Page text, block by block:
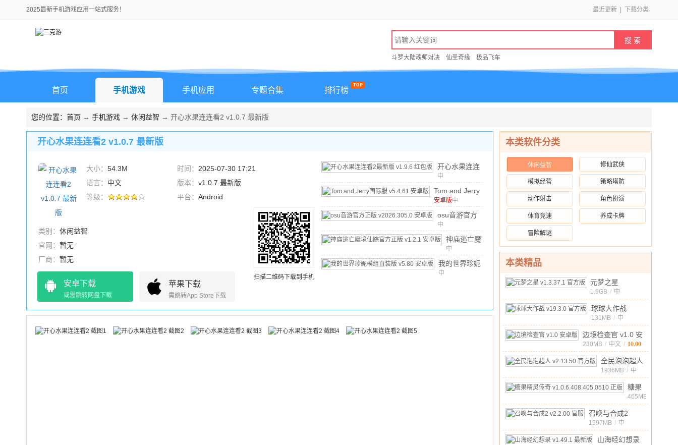
2025最新手机游戏应用一站式服务！ 最近更新 下载分类
斗罗大陆魂师对决 仙圣奇缘 极品飞车
首页 手机游戏 手机应用 专题合集 排行榜
您的位置： 首页 → 手机游戏 → 休闲益智 → 开心水果连连看2 v1.0.7 最新版
开心水果连连看2 v1.0.7 最新版
大小： 54.3M 时间： 2025-07-30 17:21
语言： 中文 版本： v1.0.7 最新版
等级：
平台： Android
类别： 休闲益智
官网： 暂无
厂商： 暂无
安卓下载
或需跳转网盘下载
苹果下载
需跳转App Store下载
开心水果连连
看2最新版
v1.9.6 红包
版
中
文 / 73.89M / 10.00
Tom and Jerry
国际服
安卓版
安卓版中
文 / 1.56G / 10.00
osu音游官方
正版
v2026.305.0
安卓版
中
文 / 238.4M / 10.00
神庙逃亡魔
境仙踪官方
正版 v1.2.1
安卓版
中
文 / 70.96M /
我的世界珍妮
模组直装版
中
扫描二维码下载到手机
本类软件分类
休闲益智 修仙武侠
模拟经营 策略塔防
动作射击 角色扮演
体育竞速 养成卡牌
冒险解谜
本类精品
元梦之星
v1.3.37.1 官方版
1.9GB / 中
文 / 10.00
球球大作战
v19.3.0 官方版
131MB / 中
文 / 10.00
边境检查官 v1.0 安
卓版
230MB / 中文 / 10.00
全民泡泡超人
v2.13.50 官方
版
1936MB / 中
文 / 10.00
糖果
精灵
465MB
中
召唤与合成2
v2.2.00 官服
1597MB / 中
文 / 10.00
山海经幻想录